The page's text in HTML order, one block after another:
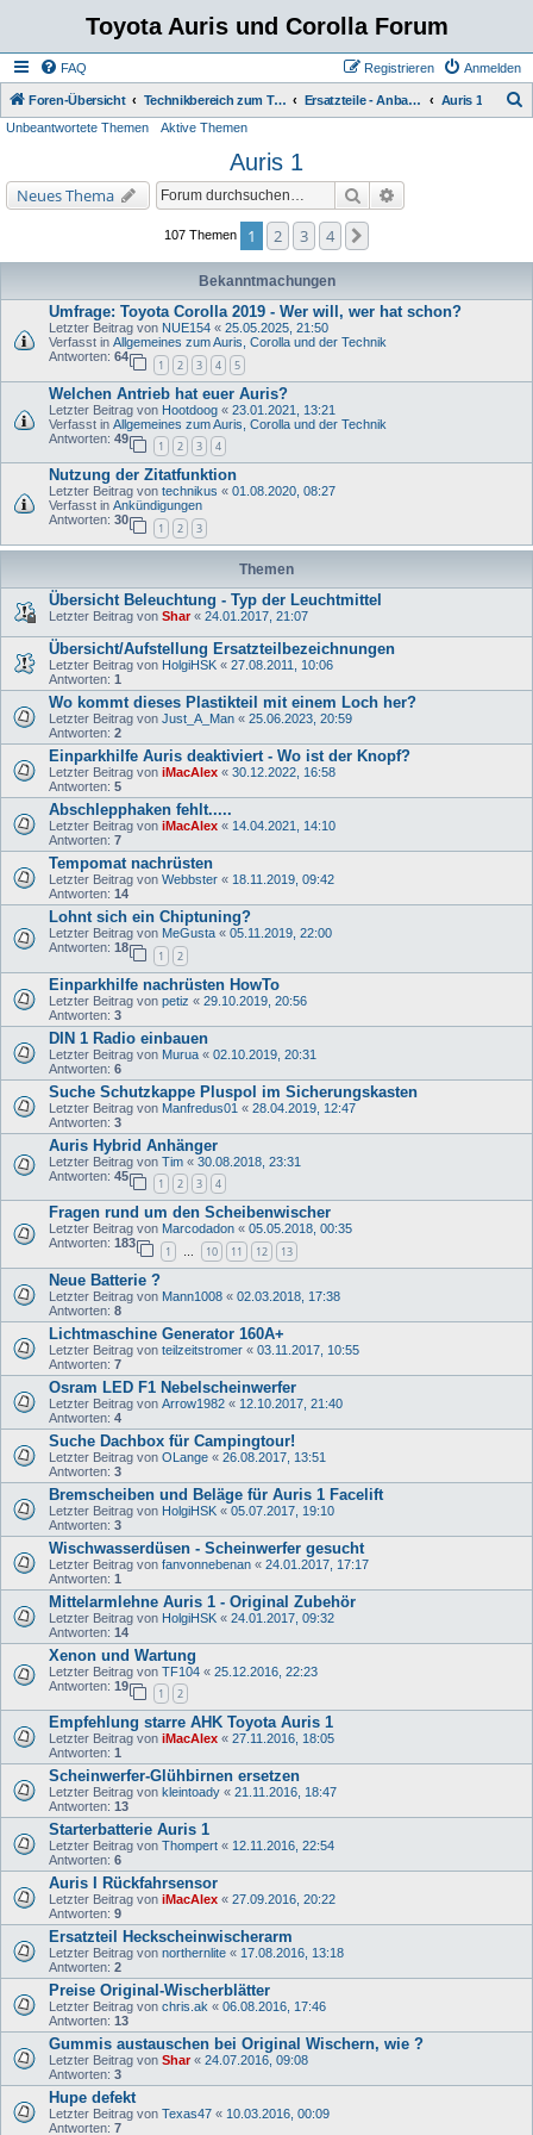
Toyota Auris und Corolla Forum
FAQ Anmelden
Registrieren
Foren-Übersicht Technikbereich zum Toyota Auris Ersatzteile - Anbauteile - Zubehör - Einparkhilfe Auris 1
Unbeantwortete Themen Aktive Themen
Auris 1
Neues Thema Suche
107 Themen 1 2 3 4
Bekanntmachungen
Umfrage: Toyota Corolla 2019 - Wer will, wer hat schon?
Letzter Beitrag von NUE154 « 25.05.2025, 21:50
Verfasst in Allgemeines zum Auris, Corolla und der Technik
Antworten: 64
1 2 3 4 5
Welchen Antrieb hat euer Auris?
Letzter Beitrag von Hootdoog « 23.01.2021, 13:21
Verfasst in Allgemeines zum Auris, Corolla und der Technik
Antworten: 49
1 2 3 4
Nutzung der Zitatfunktion
Letzter Beitrag von technikus « 01.08.2020, 08:27
Verfasst in Ankündigungen
Antworten: 30
1 2 3
Themen
Übersicht Beleuchtung - Typ der Leuchtmittel
Letzter Beitrag von Shar« 24.01.2017, 21:07
Übersicht/Aufstellung Ersatzteilbezeichnungen
Letzter Beitrag von HolgiHSK « 27.08.2011, 10:06
Antworten: 1
Wo kommt dieses Plastikteil mit einem Loch her?
Letzter Beitrag von Just_A_Man « 25.06.2023, 20:59
Antworten: 2
Einparkhilfe Auris deaktiviert - Wo ist der Knopf?
Letzter Beitrag von iMacAlex « 30.12.2022, 16:58
Antworten: 5
Abschlepphaken fehlt.....
Letzter Beitrag von iMacAlex « 14.04.2021, 14:10
Antworten: 7
Tempomat nachrüsten
Letzter Beitrag von Webbster « 18.11.2019, 09:42
Antworten: 14
Lohnt sich ein Chiptuning?
Letzter Beitrag von MeGusta « 05.11.2019, 22:00
Antworten: 18
1 2
Einparkhilfe nachrüsten HowTo
Letzter Beitrag von petiz « 29.10.2019, 20:56
Antworten: 3
DIN 1 Radio einbauen
Letzter Beitrag von Murua « 02.10.2019, 20:31
Antworten: 6
Suche Schutzkappe Pluspol im Sicherungskasten
Letzter Beitrag von Manfredus01 « 28.04.2019, 12:47
Antworten: 3
Auris Hybrid Anhänger
Letzter Beitrag von Tim « 30.08.2018, 23:31
Antworten: 45
1 2 3 4
Fragen rund um den Scheibenwischer
Letzter Beitrag von Marcodadon « 05.05.2018, 00:35
Antworten: 183
1 … 10 11 12 13
Neue Batterie ?
Letzter Beitrag von Mann1008 « 02.03.2018, 17:38
Antworten: 8
Lichtmaschine Generator 160A+
Letzter Beitrag von teilzeitstromer « 03.11.2017, 10:55
Antworten: 7
Osram LED F1 Nebelscheinwerfer
Letzter Beitrag von Arrow1982 « 12.10.2017, 21:40
Antworten: 4
Suche Dachbox für Campingtour!
Letzter Beitrag von OLange « 26.08.2017, 13:51
Antworten: 3
Bremscheiben und Beläge für Auris 1 Facelift
Letzter Beitrag von HolgiHSK « 05.07.2017, 19:10
Antworten: 3
Wischwasserdüsen - Scheinwerfer gesucht
Letzter Beitrag von fanvonnebenan « 24.01.2017, 17:17
Antworten: 1
Mittelarmlehne Auris 1 - Original Zubehör
Letzter Beitrag von HolgiHSK « 24.01.2017, 09:32
Antworten: 14
Xenon und Wartung
Letzter Beitrag von TF104 « 25.12.2016, 22:23
Antworten: 19
1 2
Empfehlung starre AHK Toyota Auris 1
Letzter Beitrag von iMacAlex « 27.11.2016, 18:05
Antworten: 1
Scheinwerfer-Glühbirnen ersetzen
Letzter Beitrag von kleintoady « 21.11.2016, 18:47
Antworten: 13
Starterbatterie Auris 1
Letzter Beitrag von Thompert « 12.11.2016, 22:54
Antworten: 6
Auris I Rückfahrsensor
Letzter Beitrag von iMacAlex « 27.09.2016, 20:22
Antworten: 9
Ersatzteil Heckscheinwischerarm
Letzter Beitrag von northernlite « 17.08.2016, 13:18
Antworten: 2
Preise Original-Wischerblätter
Letzter Beitrag von chris.ak « 06.08.2016, 17:46
Antworten: 13
Gummis austauschen bei Original Wischern, wie ?
Letzter Beitrag von Shar« 24.07.2016, 09:08
Antworten: 3
Hupe defekt
Letzter Beitrag von Texas47 « 10.03.2016, 00:09
Antworten: 7